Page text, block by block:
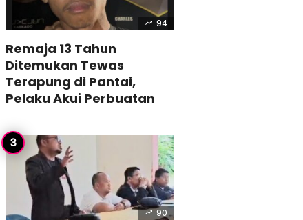
94
Remaja 13 Tahun
Ditemukan Tewas
Terapung di Pantai,
Pelaku Akui Perbuatan
90